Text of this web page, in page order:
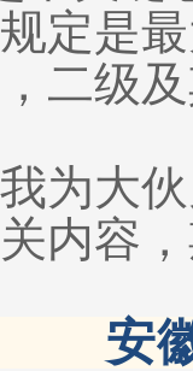
定是
，二
为大
内容
安